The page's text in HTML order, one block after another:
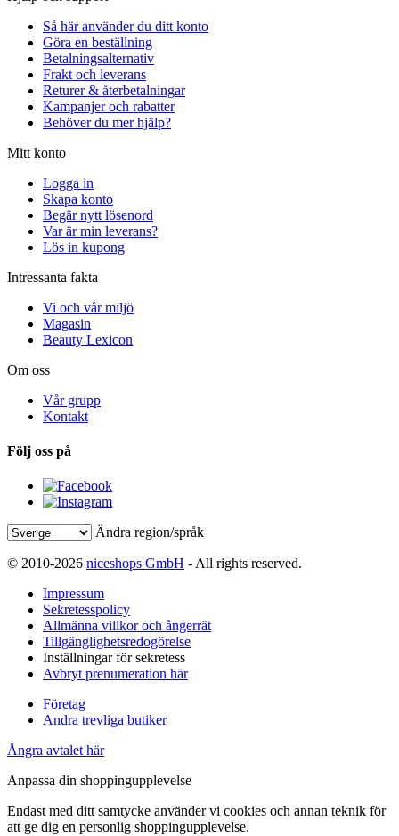
Så här använder du ditt konto
Göra en beställning
Betalningsalternativ
Frakt och leverans
Returer & återbetalningar
Kampanjer och rabatter
Behöver du mer hjälp?
Mitt konto
Logga in
Skapa konto
Begär nytt lösenord
Var är min leverans?
Lös in kupong
Intressanta fakta
Vi och vår miljö
Magasin
Beauty Lexicon
Om oss
Vår grupp
Kontakt
Följ oss på
Ändra region/språk
© 2010-2026 niceshops GmbH - All rights reserved.
Impressum
Sekretesspolicy
Allmänna villkor och ångerrät
Tillgänglighetsredogörelse
Inställningar för sekretess
Avbryt prenumeration här
Företag
Andra trevliga butiker
Ångra avtalet här
Anpassa din shoppingupplevelse
Endast med ditt samtycke använder vi cookies och annan teknik för
att ge dig en personlig shoppingupplevelse.